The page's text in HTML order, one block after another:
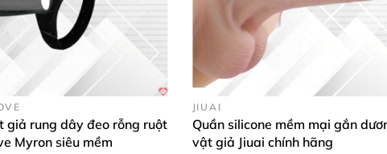
giả rung dây đeo rỗng ruột
Myron siêu mềm
JIUAI
Quần silicone mềm mại gắn
vật giả Jiuai chính hãng